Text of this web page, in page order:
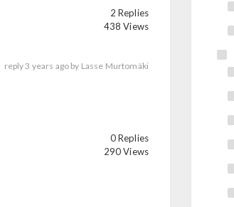
2 Replies
438 Views
reply3 years ago by Lasse Murtomäki
0 Replies
290 Views